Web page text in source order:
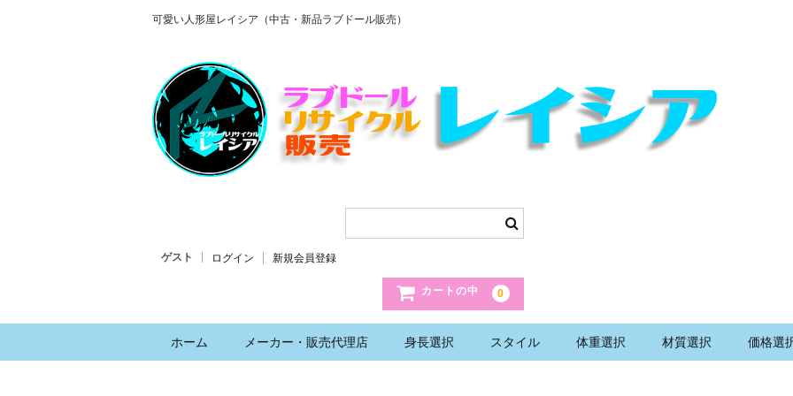
可愛い人形屋レイシア（中古・新品ラブドール販売）
ゲスト ログイン 新規会員登録
カートの中 0
ホーム メーカー・販売代理店 身長選択 スタイル 体重選択 材質選択 価格選